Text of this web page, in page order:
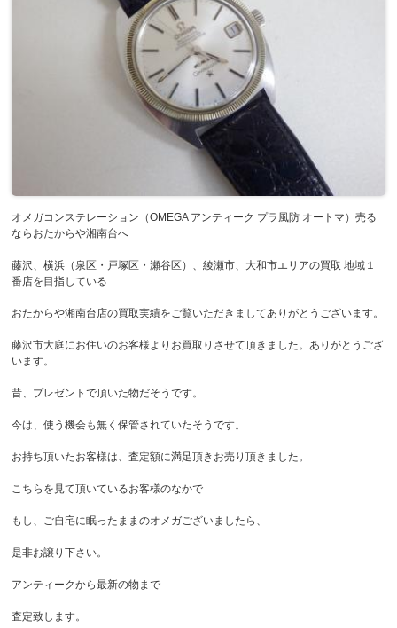
オメガコンステレーション（OMEGA アンティーク プラ風防 オートマ）売る
ならおたからや湘南台へ
藤沢、横浜（泉区・戸塚区・瀬谷区）、綾瀬市、大和市エリアの買取 地域１
番店を目指している
おたからや湘南台店の買取実績をご覧いただきましてありがとうございます。
藤沢市大庭にお住いのお客様よりお買取りさせて頂きました。ありがとうござ
います。
昔、プレゼントで頂いた物だそうです。
今は、使う機会も無く保管されていたそうです。
お持ち頂いたお客様は、査定額に満足頂きお売り頂きました。
こちらを見て頂いているお客様のなかで
もし、ご自宅に眠ったままのオメガございましたら、
是非お譲り下さい。
アンティークから最新の物まで
査定致します。